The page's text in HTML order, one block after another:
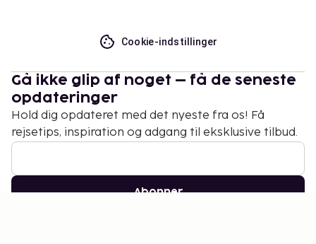
Cookie-indstillinger
Gå ikke glip af noget – få de seneste
opdateringer
Hold dig opdateret med det nyeste fra os! Få
rejsetips, inspiration og adgang til eksklusive tilbud.
Abonner